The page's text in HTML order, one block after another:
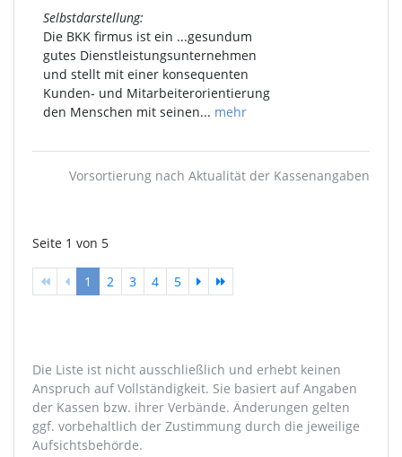
Selbstdarstellung:
Die BKK firmus ist ein ...gesundum
gutes Dienstleistungsunternehmen
und stellt mit einer konsequenten
Kunden- und Mitarbeiterorientierung
den Menschen mit seinen... mehr
Vorsortierung nach Aktualität der Kassenangaben
Seite 1 von 5
1 2 3 4 5
Die Liste ist nicht ausschließlich und erhebt keinen
Anspruch auf Vollständigkeit. Sie basiert auf Angaben
der Kassen bzw. ihrer Verbände. Änderungen gelten
ggf. vorbehaltlich der Zustimmung durch die jeweilige
Aufsichtsbehörde.